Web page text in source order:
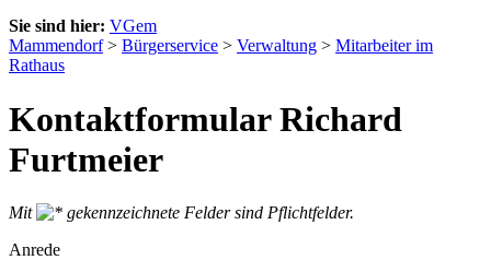
Sie sind hier: VGem
Mammendorf> Bürgerservice > Verwaltung > Mitarbeiter im
Rathaus
Kontaktformular Richard
Furtmeier
Mit
gekennzeichnete Felder sind Pflichtfelder.
Anrede